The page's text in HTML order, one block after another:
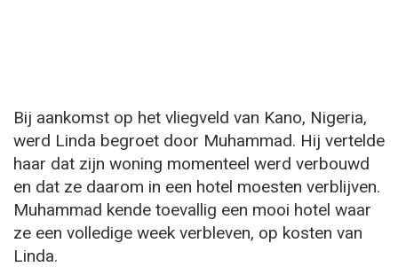
Bij aankomst op het vliegveld van Kano, Nigeria,
werd Linda begroet door Muhammad. Hij vertelde
haar dat zijn woning momenteel werd verbouwd
en dat ze daarom in een hotel moesten verblijven.
Muhammad kende toevallig een mooi hotel waar
ze een volledige week verbleven, op kosten van
Linda.